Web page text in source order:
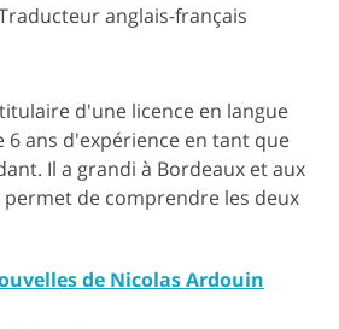
anglais-français
d'une licence en langue
6 ans d'expérience en tant que
Il a grandi à Bordeaux et aux
permet de comprendre les deux
de Nicolas Ardouin